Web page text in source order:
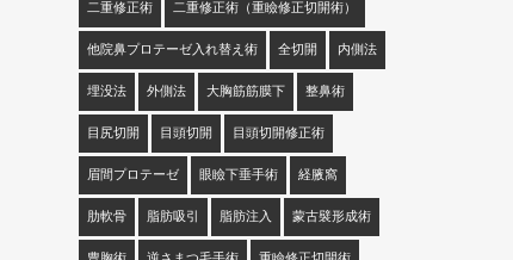
二重修正術 二重修正術（重瞼修正切開術）
他院鼻プロテーゼ入れ替え術 全切開 内側法
埋没法 外側法 大胸筋筋膜下 整鼻術
目尻切開 目頭切開 目頭切開修正術
眉間プロテーゼ 眼瞼下垂手術 経腋窩
肋軟骨 脂肪吸引 脂肪注入 蒙古襞形成術